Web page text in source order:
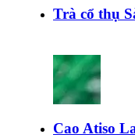
Trà cổ thụ
Cao Atiso